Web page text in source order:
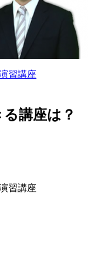
習講座
講座は？
習講座